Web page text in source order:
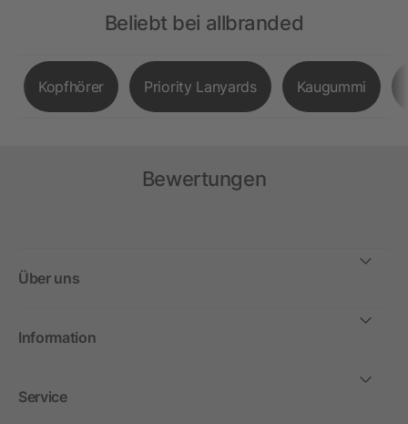
Beliebt bei allbranded
Kopfhörer Priority Lanyards Kaugummi
Bewertungen
Über uns
Information
Service